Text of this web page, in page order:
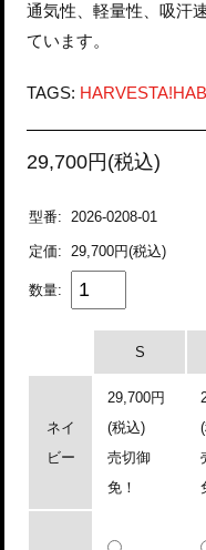
通気性、軽量性、吸汗
ています。
TAGS:
29,700円(税込)
型番: 2026-0208-01
定価: 29,700円(税込)
数量:
S
ネイ
ビー
29,700円
(税込)
売切御
免！